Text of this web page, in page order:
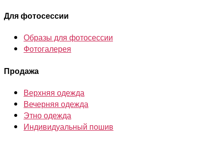
Для фотосессии
Образы для фотосессии
Фотогалерея
Продажа
Верхняя одежда
Вечерняя одежда
Этно одежда
Индивидуальный пошив